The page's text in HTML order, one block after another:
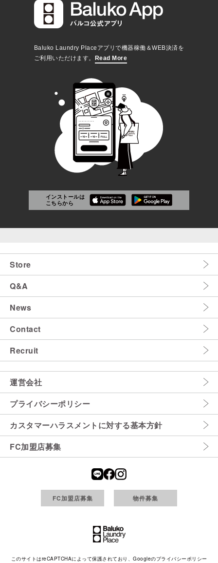
Baluko Laundry Placeアプリで機器稼働＆WEB決済を
ご利用いただけます。 Read More
インストールは
こちらから
Store
Q&A
News
Contact
Recruit
運営会社
プライバシーポリシー
カスタマーハラスメントに対する基本方針
FC加盟店募集
FC加盟店募集 物件募集
このサイトはreCAPTCHAによって保護されており、Googleのプライバシーポリシー